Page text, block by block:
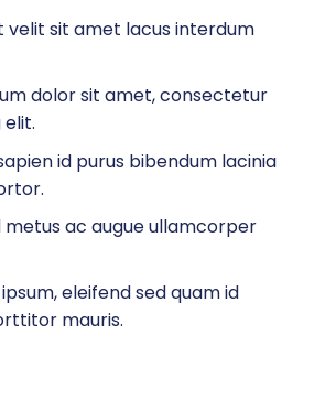
velit sit amet lacus interdum
dolor sit amet, consectetur
id purus bibendum lacinia
metus ac augue ullamcorper
eleifend sed quam id
mauris.